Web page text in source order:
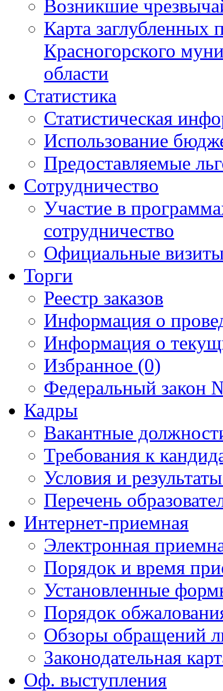
Возникшие
Карта
Красногорского
области
Статистика
Статистическая
Использование
Предоставляемые
Сотрудничество
Участие в
сотрудничество
Официальные
Торги
Реестр заказов
Информация о
Информация о
Избранное (0)
Федеральный закон
Кадры
Вакантные
Требования к
Условия и
Перечень
Интернет-приемная
Электронная
Порядок и время
Установленные
Порядок
Обзоры обращений
Законодательная
Оф. выступления